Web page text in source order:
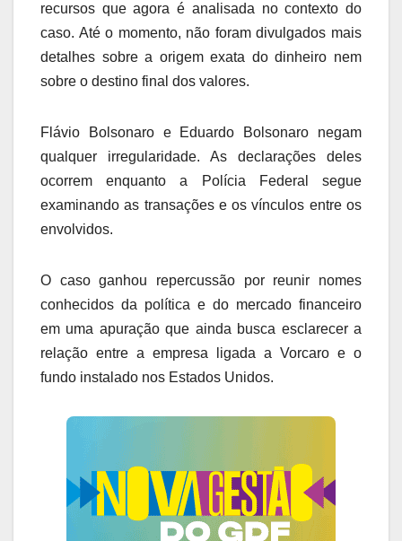
recursos que agora é analisada no contexto do
caso. Até o momento, não foram divulgados mais
detalhes sobre a origem exata do dinheiro nem
sobre o destino final dos valores.
Flávio Bolsonaro e Eduardo Bolsonaro negam
qualquer irregularidade. As declarações deles
ocorrem enquanto a Polícia Federal segue
examinando as transações e os vínculos entre os
envolvidos.
O caso ganhou repercussão por reunir nomes
conhecidos da política e do mercado financeiro
em uma apuração que ainda busca esclarecer a
relação entre a empresa ligada a Vorcaro e o
fundo instalado nos Estados Unidos.